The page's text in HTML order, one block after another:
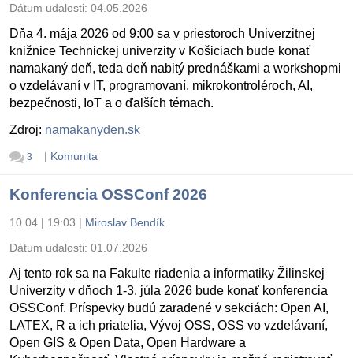
Dátum udalosti: 04.05.2026
Dňa 4. mája 2026 od 9:00 sa v priestoroch Univerzitnej
knižnice Technickej univerzity v Košiciach bude konať
namakaný deň, teda deň nabitý prednáškami a workshopmi
o vzdelávaní v IT, programovaní, mikrokontroléroch, AI,
bezpečnosti, IoT a o ďalších témach.
Zdroj: namakanyden.sk
3 | Komunita
Konferencia OSSConf 2026
10.04 | 19:03 | Miroslav Bendík
Dátum udalosti: 01.07.2026
Aj tento rok sa na Fakulte riadenia a informatiky Žilinskej
Univerzity v dňoch 1-3. júla 2026 bude konať konferencia
OSSConf. Príspevky budú zaradené v sekciách: Open AI,
LATEX, R a ich priatelia, Vývoj OSS, OSS vo vzdelávaní,
Open GIS & Open Data, Open Hardware a